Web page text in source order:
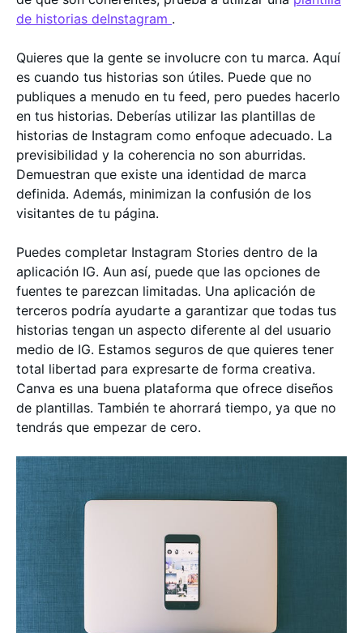
de historias deInstagram .
Quieres que la gente se involucre con tu marca. Aquí
es cuando tus historias son útiles. Puede que no
publiques a menudo en tu feed, pero puedes hacerlo
en tus historias. Deberías utilizar las plantillas de
historias de Instagram como enfoque adecuado. La
previsibilidad y la coherencia no son aburridas.
Demuestran que existe una identidad de marca
definida. Además, minimizan la confusión de los
visitantes de tu página.
Puedes completar Instagram Stories dentro de la
aplicación IG. Aun así, puede que las opciones de
fuentes te parezcan limitadas. Una aplicación de
terceros podría ayudarte a garantizar que todas tus
historias tengan un aspecto diferente al del usuario
medio de IG. Estamos seguros de que quieres tener
total libertad para expresarte de forma creativa.
Canva es una buena plataforma que ofrece diseños
de plantillas. También te ahorrará tiempo, ya que no
tendrás que empezar de cero.